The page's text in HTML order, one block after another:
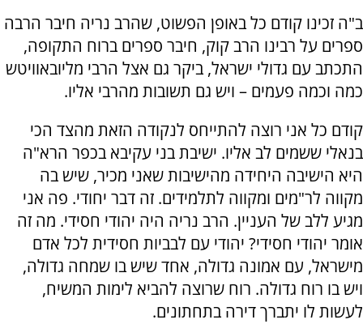
ב"ה זכינו קודם כל באופן הפשוט, שהרב נריה חיבר הרבה
ספרים על רבינו הרב קוק, חיבר ספרים ברוח התקופה,
התכתב עם גדולי ישראל, ביקר גם אצל הרבי מליובאוויטש
כמה וכמה פעמים – ויש גם תשובות מהרבי אליו.
קודם כל אני רוצה להתייחס לנקודה הזאת מהצד הכי
בנאלי ששמים לב אליו. ישיבת בני עקיבא בכפר הרא"ה
היא הישיבה היחידה מהישיבות שאני מכיר, שיש בה
מקווה לר"מים ומקווה לתלמידים. זה דבר יחודי. פה אני
מגיע ללב של העניין. הרב נריה היה יהודי חסידי. מה זה
אומר יהודי חסידי? יהודי עם לבביות חסידית לכל אדם
מישראל, עם אמונה גדולה, אחד שיש בו שמחה גדולה,
ויש בו רוח גדולה. רוח שרוצה להביא לימות המשיח,
לעשות לו יתברך דירה בתחתונים.